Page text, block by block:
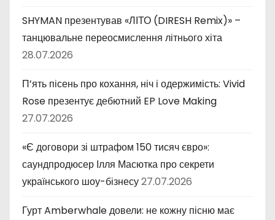
SHYMAN презентував «ЛІТО (DIRESH Remix)» –
танцювальне переосмислення літнього хіта
28.07.2026
П’ять пісень про кохання, ніч і одержимість: Vivid
Rose презентує дебютний EP Love Making
27.07.2026
«Є договори зі штрафом 150 тисяч євро»:
саундпродюсер Ілля Масютка про секрети
українського шоу-бізнесу27.07.2026
Гурт Amberwhale довели: не кожну пісню має